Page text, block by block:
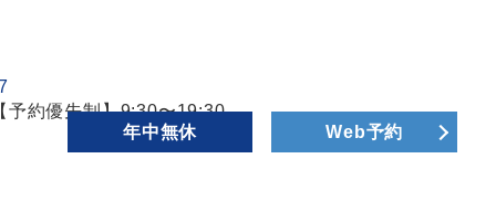
予約優先制】9:30〜19:30
年中無休
Web予約